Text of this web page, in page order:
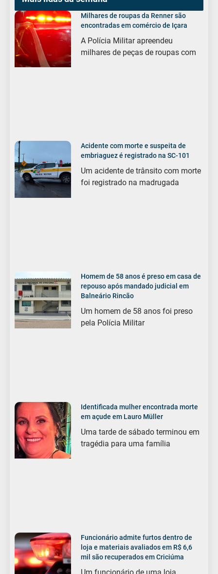
Milhares de roupas da Renner são
encontradas em comércio de Içara
A Polícia Militar apreendeu
milhares de peças de roupas com
Acidente com morte e suspeita de
embriaguez é registrado na SC-101
Um acidente de trânsito com morte
foi registrado na madrugada
Homem de 58 anos é preso em casa de
repouso após mandado judicial em
Balneário Rincão
Um homem de 58 anos foi preso
pela Polícia Militar
Identificada mulher encontrada morte
em açude em Lauro Müller
Uma tarde de sábado terminou em
tragédia para uma família
Funcionário admite furtos dentro de
loja e materiais avaliados em R$ 6,6
mil são recuperados em Criciúma